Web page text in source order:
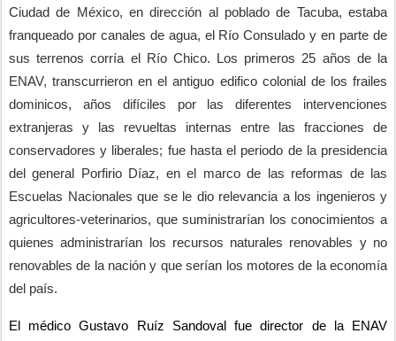
Ciudad de México, en dirección al poblado de Tacuba, estaba
franqueado por canales de agua, el Río Consulado y en parte de
sus terrenos corría el Río Chico. Los primeros 25 años de la
ENAV, transcurrieron en el antiguo edifico colonial de los frailes
dominicos, años difíciles por las diferentes intervenciones
extranjeras y las revueltas internas entre las fracciones de
conservadores y liberales; fue hasta el periodo de la presidencia
del general Porfirio Díaz, en el marco de las reformas de las
Escuelas Nacionales que se le dio relevancia a los ingenieros y
agricultores-veterinarios, que suministrarían los conocimientos a
quienes administrarían los recursos naturales renovables y no
renovables de la nación y que serían los motores de la economía
del país.
El médico Gustavo Ruíz Sandoval fue director de la ENAV